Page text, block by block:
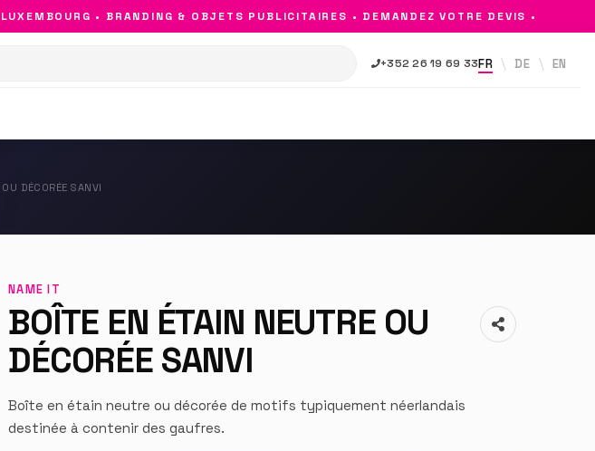
• BRANDING & OBJETS PUBLICITAIRES • DEMANDEZ VOTRE DEVIS •
+352 26 19 69 33FR DE EN
DÉCORÉE SANVI
NAME IT
BOÎTE EN ÉTAIN NEUTRE OU
DÉCORÉE SANVI
Boîte en étain neutre ou décorée de motifs typiquement néerlandais
destinée à contenir des gaufres.